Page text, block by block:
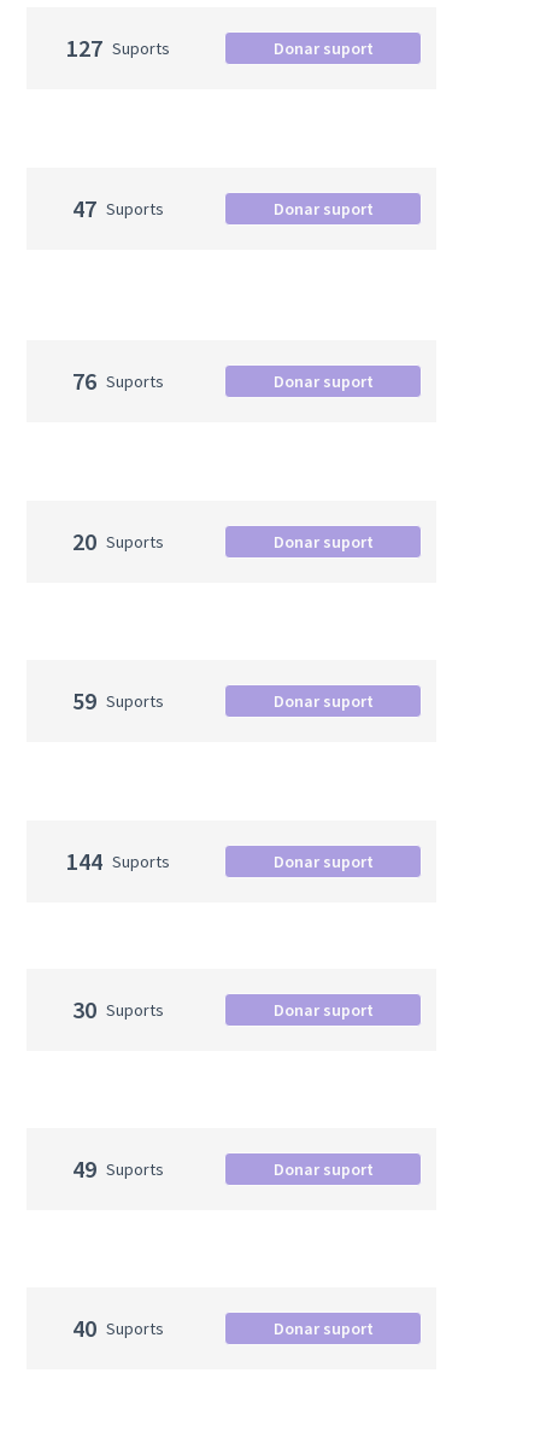
127 Suports Donar suport
47 Suports Donar suport
76 Suports Donar suport
20 Suports Donar suport
59 Suports Donar suport
144 Suports Donar suport
30 Suports Donar suport
49 Suports Donar suport
40 Suports Donar suport